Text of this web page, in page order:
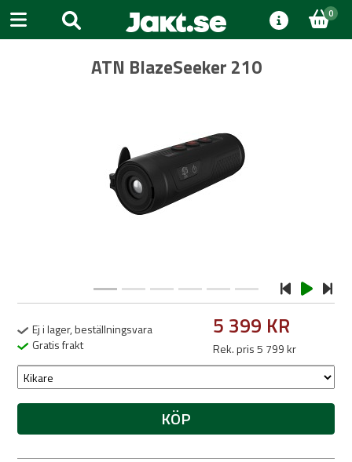
0
ATN BlazeSeeker 210
Ej i lager, beställningsvara
Gratis frakt
5 399 KR
Rek. pris 5 799 kr
KÖP